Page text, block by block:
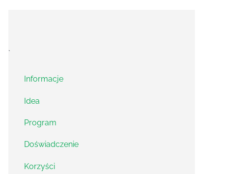
`
Informacje
Idea
Program
Doświadczenie
Korzyści